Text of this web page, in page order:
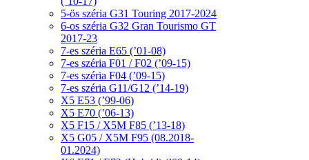
5-ös széria G31 Touring 2017-2024
6-os széria G32 Gran Tourismo GT
2017-23
7-es széria E65 (’01-08)
7-es széria F01 / F02 (’09-15)
7-es széria F04 (’09-15)
7-es széria G11/G12 (’14-19)
X5 E53 (’99-06)
X5 E70 (’06-13)
X5 F15 / X5M F85 (’13-18)
X5 G05 / X5M F95 (08.2018-
01.2024)